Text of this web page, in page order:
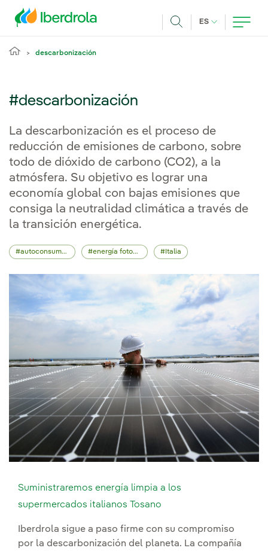
ES IDIOMA
descarbonización
#descarbonización
La descarbonización es el proceso de
reducción de emisiones de carbono, sobre
todo de dióxido de carbono (CO2), a la
atmósfera. Su objetivo es lograr una
economía global con bajas emisiones que
consiga la neutralidad climática a través de
la transición energética.
autoconsumo fotovoltaico energía fotovoltaica Italia
Suministraremos energía limpia a los
supermercados italianos Tosano
Iberdrola sigue a paso firme con su compromiso
por la descarbonización del planeta. La compañía